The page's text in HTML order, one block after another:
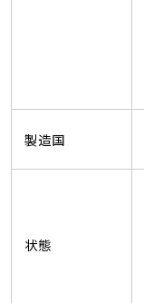
製造国
状態